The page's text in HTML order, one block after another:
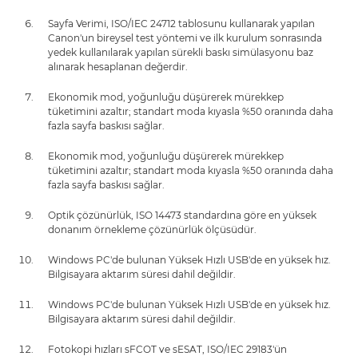
Sayfa Verimi, ISO/IEC 24712 tablosunu kullanarak yapılan
Canon'un bireysel test yöntemi ve ilk kurulum sonrasında
yedek kullanılarak yapılan sürekli baskı simülasyonu baz
alınarak hesaplanan değerdir.
Ekonomik mod, yoğunluğu düşürerek mürekkep
tüketimini azaltır; standart moda kıyasla %50 oranında daha
fazla sayfa baskısı sağlar.
Ekonomik mod, yoğunluğu düşürerek mürekkep
tüketimini azaltır; standart moda kıyasla %50 oranında daha
fazla sayfa baskısı sağlar.
Optik çözünürlük, ISO 14473 standardına göre en yüksek
donanım örnekleme çözünürlük ölçüsüdür.
Windows PC'de bulunan Yüksek Hızlı USB'de en yüksek hız.
Bilgisayara aktarım süresi dahil değildir.
Windows PC'de bulunan Yüksek Hızlı USB'de en yüksek hız.
Bilgisayara aktarım süresi dahil değildir.
Fotokopi hızları sFCOT ve sESAT, ISO/IEC 29183'ün